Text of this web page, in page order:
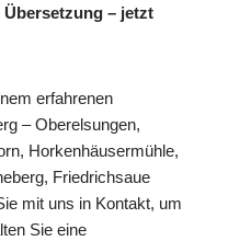
– jetzt
erfahrenen
– Oberelsungen,
Horkenhäusermühle,
Friedrichsaue
mit uns in Kontakt, um
Sie eine